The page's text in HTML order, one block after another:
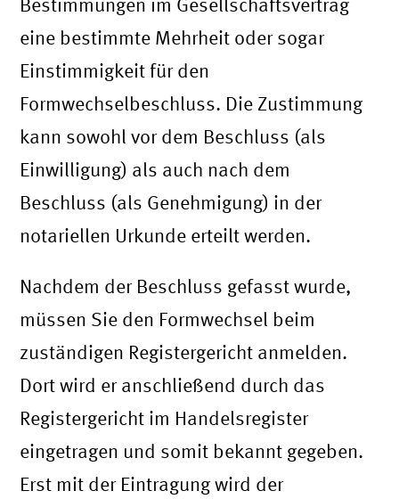
Bestimmungen im Gesellschaftsvertrag
eine bestimmte Mehrheit oder sogar
Einstimmigkeit für den
Formwechselbeschluss. Die Zustimmung
kann sowohl vor dem Beschluss (als
Einwilligung) als auch nach dem
Beschluss (als Genehmigung) in der
notariellen Urkunde erteilt werden.
Nachdem der Beschluss gefasst wurde,
müssen Sie den Formwechsel beim
zuständigen Registergericht anmelden.
Dort wird er anschließend durch das
Registergericht im Handelsregister
eingetragen und somit bekannt gegeben.
Erst mit der Eintragung wird der